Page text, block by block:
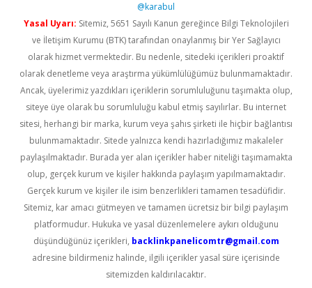
@karabul
Yasal Uyarı: Sitemiz, 5651 Sayılı Kanun gereğince Bilgi Teknolojileri
ve İletişim Kurumu (BTK) tarafından onaylanmış bir Yer Sağlayıcı
olarak hizmet vermektedir. Bu nedenle, sitedeki içerikleri proaktif
olarak denetleme veya araştırma yükümlülüğümüz bulunmamaktadır.
Ancak, üyelerimiz yazdıkları içeriklerin sorumluluğunu taşımakta olup,
siteye üye olarak bu sorumluluğu kabul etmiş sayılırlar. Bu internet
sitesi, herhangi bir marka, kurum veya şahıs şirketi ile hiçbir bağlantısı
bulunmamaktadır. Sitede yalnızca kendi hazırladığımız makaleler
paylaşılmaktadır. Burada yer alan içerikler haber niteliği taşımamakta
olup, gerçek kurum ve kişiler hakkında paylaşım yapılmamaktadır.
Gerçek kurum ve kişiler ile isim benzerlikleri tamamen tesadüfidir.
Sitemiz, kar amacı gütmeyen ve tamamen ücretsiz bir bilgi paylaşım
platformudur. Hukuka ve yasal düzenlemelere aykırı olduğunu
düşündüğünüz içerikleri, backlinkpanelicomtr@gmail.com
adresine bildirmeniz halinde, ilgili içerikler yasal süre içerisinde
sitemizden kaldırılacaktır.